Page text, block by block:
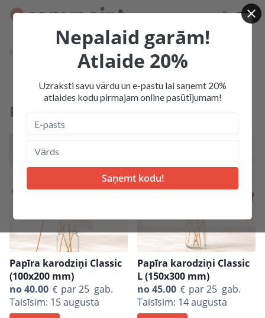
Produkcija
Karogi un karodziņi
Papīra karodziņi Classic
Papīra karodziņi Classic
Papīra karodziņi Classic
(100x200 mm)
no40.00
par 25 gab.
Taisīsim: 15 augusta
Papīra karodziņi Classic
L (150x300 mm)
no45.00
par 25 gab.
Taisīsim: 14 augusta
Nepalaid garām!
Atlaide 20%
Uzraksti savu vārdu un e-pastu lai saņemt 20%
atlaides kodu pirmajam online pasūtījumam!